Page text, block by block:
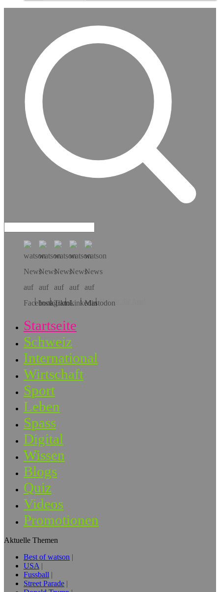
Hol dir die App!
Startseite
Schweiz
International
Wirtschaft
Sport
Leben
Spass
Digital
Wissen
Blogs
Quiz
Videos
Promotionen
Aktuelle Themen
Best of watson
USA
Fussball
Street Parade